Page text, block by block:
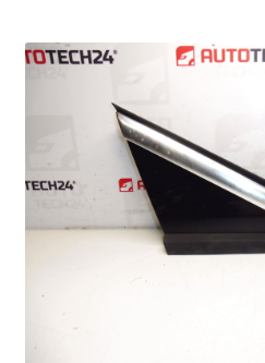
Kontakt
O nas
Płatności
Polityka prywatności